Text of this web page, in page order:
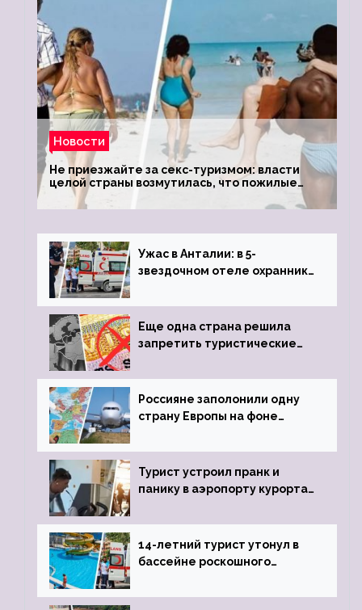
Новости
Не приезжайте за секс-туризмом: власти
целой страны возмутилась, что пожилые
туристки массово едут к ним, чтобы
обзавестись молодыми любовниками
Ужас в Анталии: в 5-
звездочном отеле охранник
пистолета
Еще одна страна решила
запретить туристические
Россияне заполонили одну
страну Европы на фоне
виз
Турист устроил пранк и
панику в аэропорту курорта,
задержке рейса
14-летний турист утонул в
бассейне роскошного